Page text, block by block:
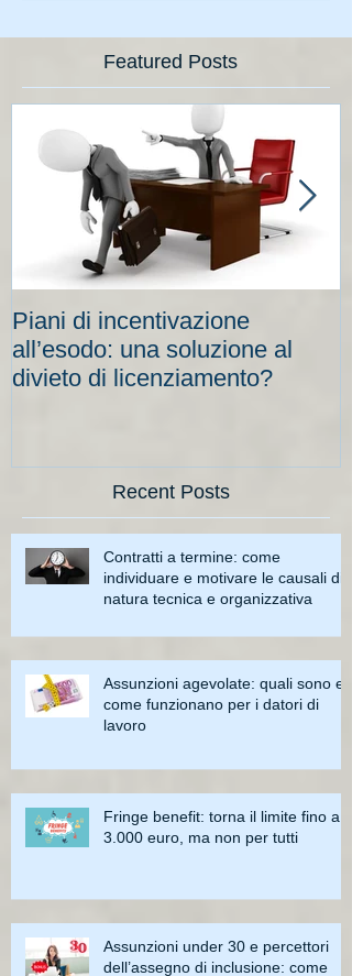
Featured Posts
Piani di incentivazione
all’esodo: una soluzione al
divieto di licenziamento?
Recent Posts
Contratti a termine: come
individuare e motivare le causali di
natura tecnica e organizzativa
Assunzioni agevolate: quali sono e
come funzionano per i datori di
lavoro
Fringe benefit: torna il limite fino a
3.000 euro, ma non per tutti
Assunzioni under 30 e percettori
dell’assegno di inclusione: come